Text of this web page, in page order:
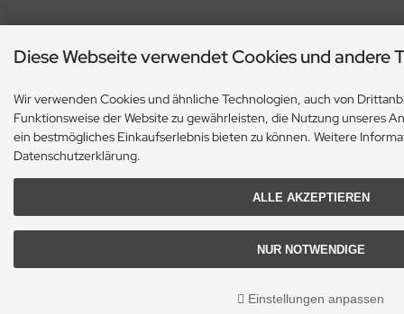
Diese Webseite verwendet Cookies und andere
Wir verwenden Cookies und ähnliche Technologien, auch von
Funktionsweise der Website zu gewährleisten, die Nutzung unseres
ein bestmögliches Einkaufserlebnis bieten zu können. Weitere
Datenschutzerklärung.
ALLE AKZEPTIEREN
NUR NOTWENDIGE
Einstellungen anpassen